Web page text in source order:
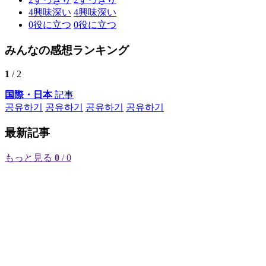
4興味深い 4興味深い
0役に立つ 0役に立つ
みんなの感想ランキング
1 / 2
国際・日本記事
공유하기
공유하기 공유하기 공유하기
最新記事
もっと見る 0 / 0